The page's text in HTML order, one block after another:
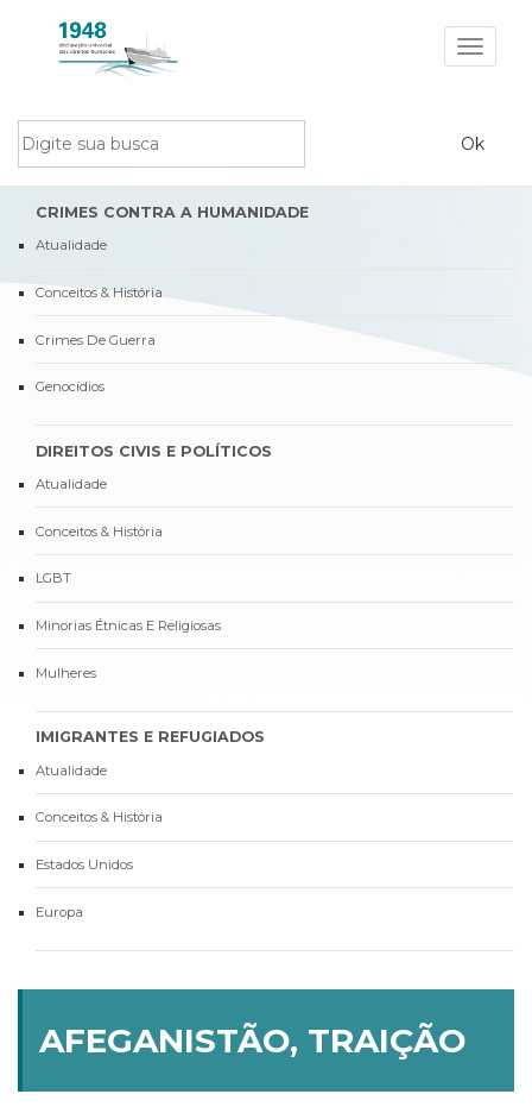
Toggle
CRIMES CONTRA A HUMANIDADE
Atualidade
Conceitos & História
Crimes De Guerra
Genocídios
DIREITOS CIVIS E POLÍTICOS
Atualidade
Conceitos & História
LGBT
Minorias Étnicas E Religiosas
Mulheres
IMIGRANTES E REFUGIADOS
Atualidade
Conceitos & História
Estados Unidos
Europa
AFEGANISTÃO, TRAIÇÃO